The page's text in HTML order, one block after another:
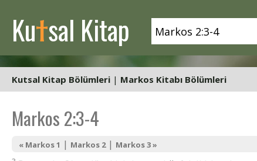
Kutsal Kitap
Kutsal Kitap Bölümleri | Markos Kitabı Bölümleri
Markos 2:3-4
« Markos 1 | Markos 2| Markos 3 »